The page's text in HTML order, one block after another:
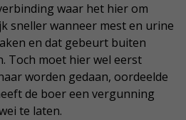
waar het hier om
sneller wanneer mest en urine
en dat gebeurt buiten
Toch moet hier wel eerst
worden gedaan, oordeelde
de boer een vergunning
te laten.